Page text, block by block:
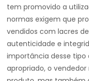
tem promovido a
normas exigem que
vendidos com lacres
autenticidade e
importância desse tipo
apropriado, o